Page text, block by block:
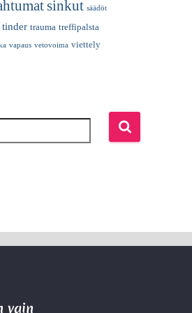
sinkut säädöt
tinder trauma treffipalsta
vapaus vetovoima viettely
vain